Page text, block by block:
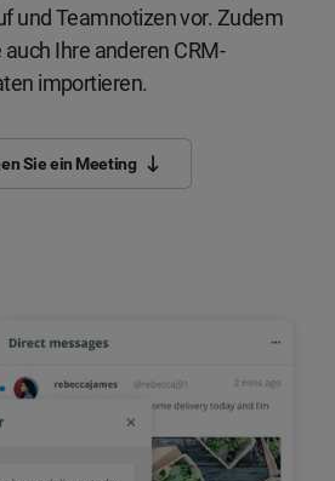
und Teamnotizen vor. Zudem
auch Ihre anderen CRM-
importieren.
Sie ein Meeting